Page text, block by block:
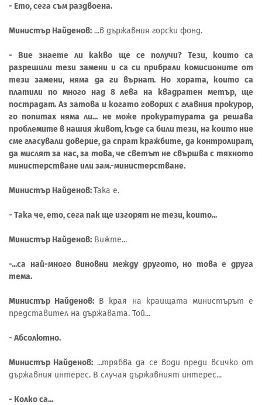
- Ето, сега съм раздвоена.
Министър Найденов: ...в държавния горски фонд.
- Вие знаете ли какво ще се получи? Тези, които са
разрешили тези замени и са си прибрали комисионите от
тези замени, няма да ги върнат. Но хората, които са
платили по много над 8 лева на квадратен метър, ще
пострадат. Аз затова и когато говорих с главния прокурор,
го попитах няма ли... не може прокуратурата да решава
проблемите в нашия живот, къде са били тези, на които ние
сме гласували доверие, да спрат кражбите, да контролират,
да мислят за нас, за това, че светът не свършва с тяхното
министерстване или зам.-министерстване.
Министър Найденов:Така е.
- Така че, ето, сега пак ще изгорят не тези, които...
Министър Найденов: Вижте...
-...са най-много виновни между другото, но това е друга
тема.
Министър Найденов: В края на краищата министърът е
представител на държавата. Той...
- Абсолютно.
Министър Найденов: ...трябва да се води преди всичко от
държавния интерес. В случая държавният интерес...
- Колко са...